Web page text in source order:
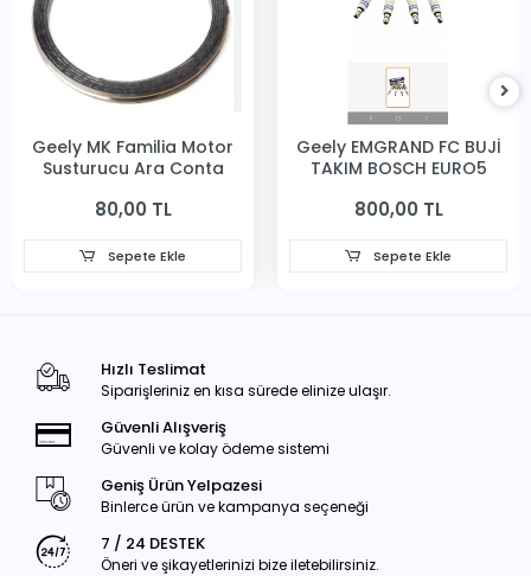
Geely MK Familia Motor
Susturucu Ara Conta
80,00 TL
Sepete Ekle
Geely EMGRAND FC BUJİ
TAKIM BOSCH EURO5
800,00 TL
Sepete Ekle
Hızlı Teslimat
Siparişleriniz en kısa sürede elinize ulaşır.
Güvenli Alışveriş
Güvenli ve kolay ödeme sistemi
Geniş Ürün Yelpazesi
Binlerce ürün ve kampanya seçeneği
7 / 24 DESTEK
Öneri ve şikayetlerinizi bize iletebilirsiniz.